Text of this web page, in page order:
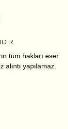
tüm hakları eser
yapılamaz.